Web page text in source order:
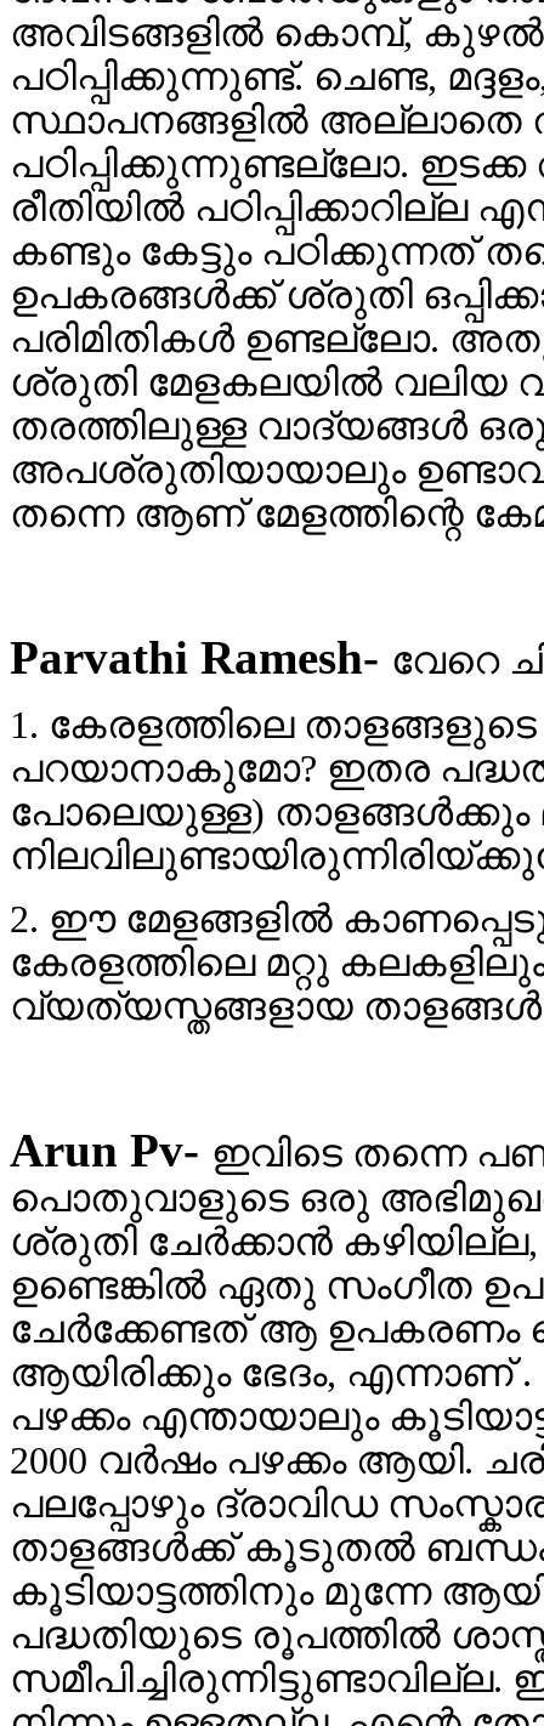
അവിടങ്ങളില്‍ കൊമ്പ്,
പഠിപ്പിക്കുന്നുണ്ട്. ചെണ്ട,
സ്ഥാപനങ്ങളില്‍ അല്ലാതെ
പഠിപ്പിക്കുന്നുണ്ടല്ലോ.
രീതിയില്‍ പഠിപ്പിക്കാറില്ല
കണ്ടും കേട്ടും പഠിക്കുന്നത്
ഉപകരങ്ങള്‍ക്ക് ശ്രുതി
പരിമിതികള്‍ ഉണ്ടല്ലോ.
ശ്രുതി മേളകലയില്‍ വലിയ
തരത്തിലുള്ള വാദ്യങ്ങള്‍
അപശ്രുതിയായാലും
തന്നെ ആണ് മേളത്തിന്റെ
Parvathi Ramesh- വേറെ
1. കേരളത്തിലെ
പറയാനാകുമോ? ഇതര
പോലെയുള്ള) താളങ്ങള്‍ക്കും
2. ഈ മേളങ്ങളില്‍
കേരളത്തിലെ മറ്റു
വ്യത്യസ്തങ്ങളായ
Arun Pv- ഇവിടെ തന്നെ
പൊതുവാളുടെ ഒരു
ശ്രുതി ചേര്‍ക്കാന്‍
ഉണ്ടെങ്കില്‍ ഏതു സംഗീത
ചേര്‍ക്കേണ്ടത് ആ ഉപകരണം
ആയിരിക്കും ഭേദം, എന്നാണ്
പഴക്കം എന്തായാലും
2000 വര്‍ഷം പഴക്കം ആയി.
പലപ്പോഴും ദ്രാവിഡ
താളങ്ങള്‍ക്ക് കൂടുതല്‍
കൂടിയാട്ടത്തിനും മുന്നേ
പദ്ധതിയുടെ രൂപത്തില്‍